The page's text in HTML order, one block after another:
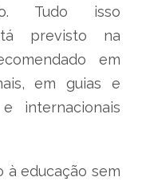
Tudo isso
previsto na
em
em guias e
internacionais
à educação sem